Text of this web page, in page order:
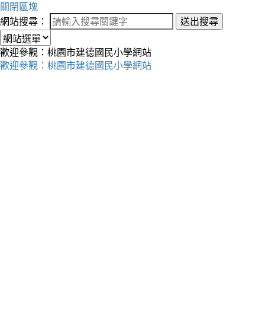
關閉區塊
網站搜尋：
送出搜尋
歡迎參觀：桃園市建德國民小學網站
歡迎參觀：桃園市建德國民小學網站